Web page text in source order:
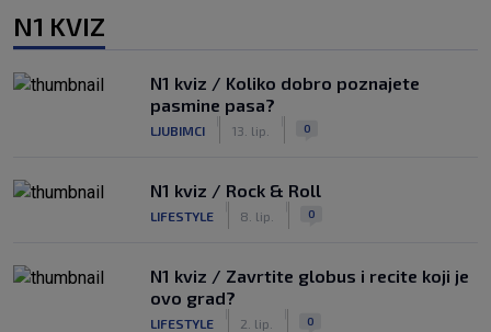
N1 KVIZ
N1 kviz / Koliko dobro poznajete
pasmine pasa?
LJUBIMCI 13. lip. 0
N1 kviz / Rock & Roll
LIFESTYLE 8. lip. 0
N1 kviz / Zavrtite globus i recite koji je
ovo grad?
LIFESTYLE 2. lip. 0